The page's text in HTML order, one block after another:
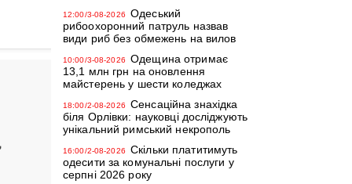
12:00/3-08-2026
Одеський
рибоохоронний патруль назвав
види риб без обмежень на вилов
10:00/3-08-2026
Одещина отримає
13,1 млн грн на оновлення
майстерень у шести коледжах
18:00/2-08-2026
Сенсаційна знахідка
біля Орлівки: науковці досліджують
унікальний римський некрополь
16:00/2-08-2026
Скільки платитимуть
одесити за комунальні послуги у
серпні 2026 року